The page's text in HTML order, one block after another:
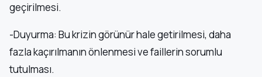
geçirilmesi.
-Duyurma: Bu krizin görünür hale getirilmesi, daha
fazla kaçırılmanın önlenmesi ve faillerin sorumlu
tutulması.